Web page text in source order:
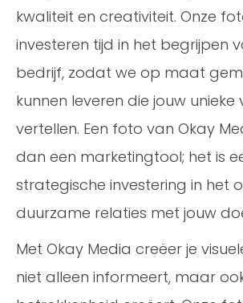
kwaliteit en creativiteit. Onze
investeren tijd in het begrijpen
bedrijf, zodat we op maat
kunnen leveren die jouw unieke
vertellen. Een foto van Okay
dan een marketingtool; het is
strategische investering in het
duurzame relaties met jouw
Met Okay Media creëer je
niet alleen informeert, maar